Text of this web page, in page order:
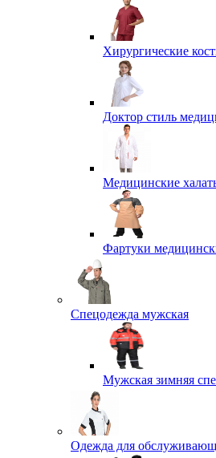
Хирургические
Доктор стиль
Медицинские
Фартуки
Спецодежда мужская
Мужская зимняя
Одежда для